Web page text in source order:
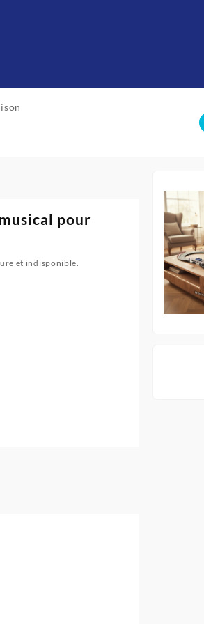
pour
et indisponible.